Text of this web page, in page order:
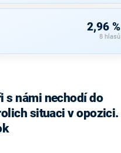
2,96 %
8 hlasů
s námi nechodí do
situaci v opozici.